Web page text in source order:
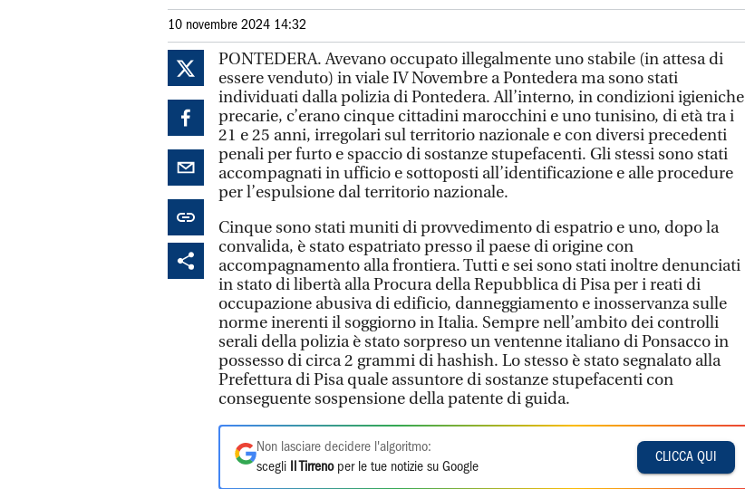
10 novembre 2024 14:32
PONTEDERA. Avevano occupato illegalmente uno stabile (in attesa di
essere venduto) in viale IV Novembre a Pontedera ma sono stati
individuati dalla polizia di Pontedera. All’interno, in condizioni igieniche
precarie, c’erano cinque cittadini marocchini e uno tunisino, di età tra i
21 e 25 anni, irregolari sul territorio nazionale e con diversi precedenti
penali per furto e spaccio di sostanze stupefacenti. Gli stessi sono stati
accompagnati in ufficio e sottoposti all’identificazione e alle procedure
per l’espulsione dal territorio nazionale.
Cinque sono stati muniti di provvedimento di espatrio e uno, dopo la
convalida, è stato espatriato presso il paese di origine con
accompagnamento alla frontiera. Tutti e sei sono stati inoltre denunciati
in stato di libertà alla Procura della Repubblica di Pisa per i reati di
occupazione abusiva di edificio, danneggiamento e inosservanza sulle
norme inerenti il soggiorno in Italia. Sempre nell’ambito dei controlli
serali della polizia è stato sorpreso un ventenne italiano di Ponsacco in
possesso di circa 2 grammi di hashish. Lo stesso è stato segnalato alla
Prefettura di Pisa quale assuntore di sostanze stupefacenti con
conseguente sospensione della patente di guida.
Non lasciare decidere l'algoritmo:
scegli
Il Tirrenoper le tue notizie su Google
CLICCA QUI